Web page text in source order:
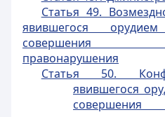
Статья 49.
явившегося
совершения
правонарушения
Статья 50.
явившегося
совершения